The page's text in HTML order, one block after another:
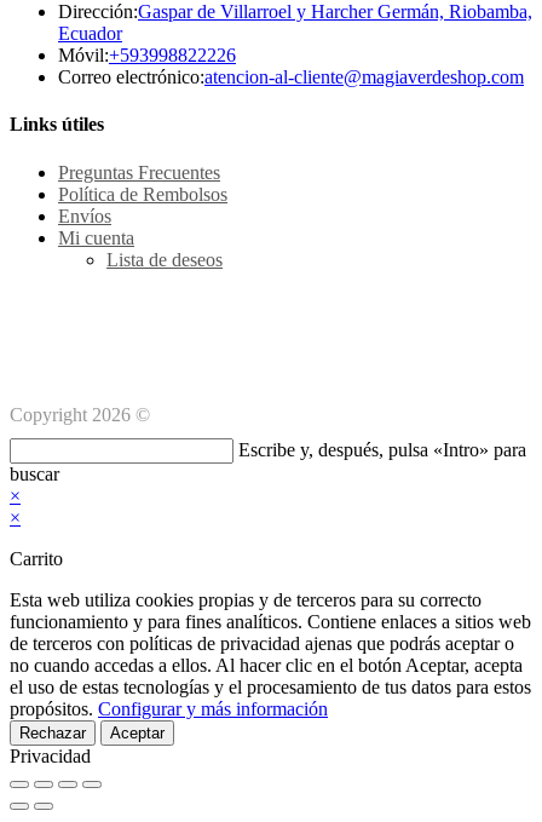
Dirección:Gaspar de Villarroel y Harcher Germán, Riobamba,
Ecuador
Móvil:+593998822226Se
abre
Correo electrónico:atencion-al-cliente@magiaverdeshop.comSe
Links útiles
Preguntas Frecuentes
Política de Rembolsos
Envíos
Mi cuenta
Lista de deseos
Copyright 2026 ©
en
esta
web
Escribe y, después, pulsa «Intro» para
buscar
×
×
Carrito
Esta web utiliza cookies propias y de terceros para su correcto
funcionamiento y para fines analíticos. Contiene enlaces a sitios web
de terceros con políticas de privacidad ajenas que podrás aceptar o
no cuando accedas a ellos. Al hacer clic en el botón Aceptar, acepta
el uso de estas tecnologías y el procesamiento de tus datos para estos
propósitos. Configurar y más información
Rechazar Aceptar
Privacidad